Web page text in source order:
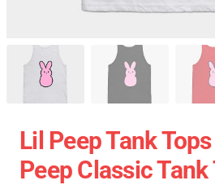
Lil Peep Tank
Peep Classic